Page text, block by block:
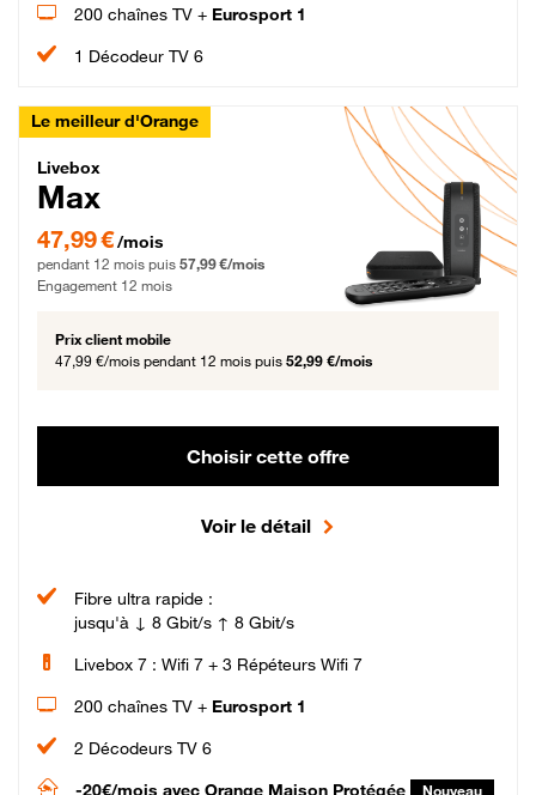
200 chaînes TV + Eurosport 1
1 Décodeur TV 6
Le meilleur d'Orange
Livebox Max Fibre
Livebox
Max
47,99 € par mois pendant 12 mois puis 57,99 € par mois, Engagement 12 mois
47,99 €/mois
pendant 12 mois puis 57,99 €/mois
Engagement 12 mois
Prix client mobile
47,99 €/mois pendant 12 mois puis 52,99 €/mois
Choisir cette offre
Voir le détail
Fibre ultra rapide :
jusqu'à ↓ 8 Gbit/s ↑ 8 Gbit/s
Livebox 7 : Wifi 7 + 3 Répéteurs Wifi 7
200 chaînes TV + Eurosport 1
2 Décodeurs TV 6
-20€/mois avec Orange Maison Protégée Nouveau